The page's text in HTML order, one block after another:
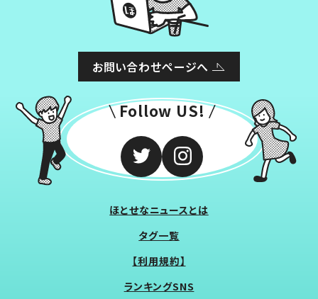
お問い合わせページへ
Follow US!
ほとせなニュースとは
タグ一覧
【利用規約】
ランキングSNS